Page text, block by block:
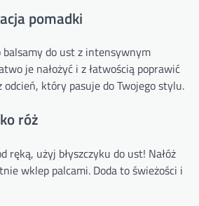
pomadki
balsamy do ust z intensywnym
je nałożyć i z łatwością poprawić
który pasuje do Twojego stylu.
róż
ręką, użyj błyszczyku do ust! Nałóż
wklep palcami. Doda to świeżości i